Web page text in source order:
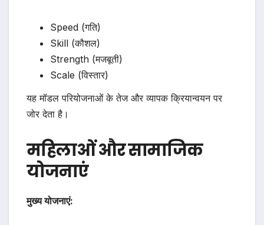
Speed (गति)
Skill (कौशल)
Strength (मजबूती)
Scale (विस्तार)
यह मॉडल परियोजनाओं के तेज और व्यापक क्रियान्वयन पर
जोर देता है।
महिलाओं और सामाजिक
योजनाएं
मुख्य योजनाएं: